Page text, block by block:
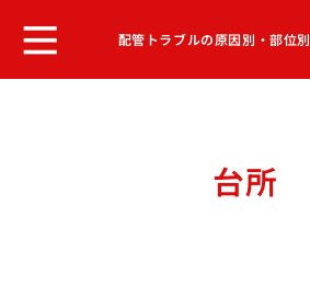
配管トラブルの原因別・部位
台所